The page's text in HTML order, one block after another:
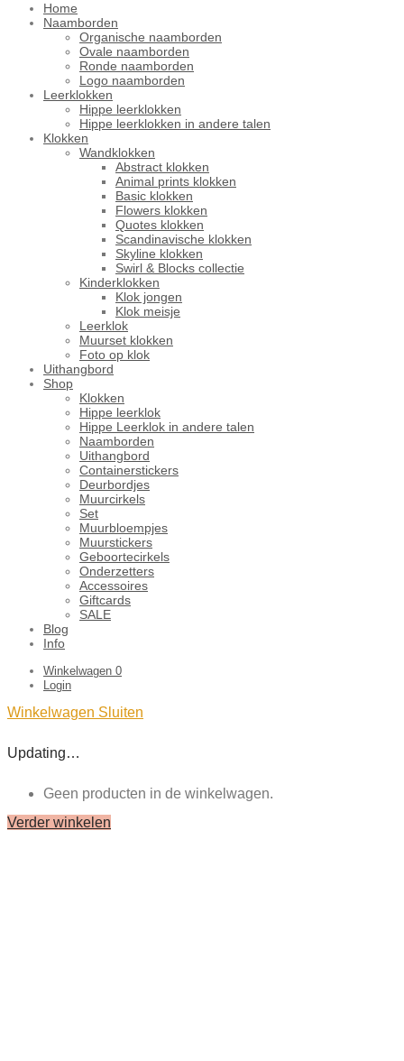
Home
Naamborden
Organische naamborden
Ovale naamborden
Ronde naamborden
Logo naamborden
Leerklokken
Hippe leerklokken
Hippe leerklokken in andere talen
Klokken
Wandklokken
Abstract klokken
Animal prints klokken
Basic klokken
Flowers klokken
Quotes klokken
Scandinavische klokken
Skyline klokken
Swirl & Blocks collectie
Kinderklokken
Klok jongen
Klok meisje
Leerklok
Muurset klokken
Foto op klok
Uithangbord
Shop
Klokken
Hippe leerklok
Hippe Leerklok in andere talen
Naamborden
Uithangbord
Containerstickers
Deurbordjes
Muurcirkels
Set
Muurbloempjes
Muurstickers
Geboortecirkels
Onderzetters
Accessoires
Giftcards
SALE
Blog
Info
Winkelwagen 0
Login
Winkelwagen Sluiten
Updating…
Geen producten in de winkelwagen.
Verder winkelen